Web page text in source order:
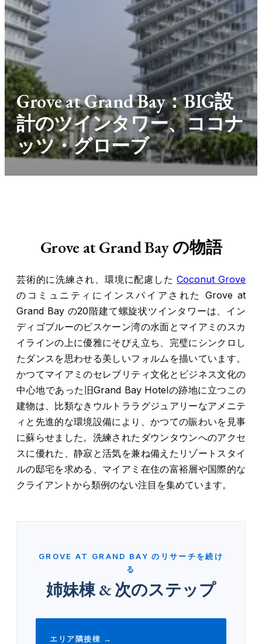
Grove at Grand Bay：BIG設
計のツインタワー、ココナ
ッツ・グローブ
Grove at Grand Bay の物語
芸術的に洗練され、環境に配慮したCoconut Grove
のコミュニティにインスパイアされたGrove at
Grand Bayの20階建て螺旋状ツインタワーは、イン
ディゴブルーのビスケーン湾の水面とマイアミのスカ
イラインの上に優雅にそびえ立ち、完璧にシンクロし
たダンスを思わせる美しいフォルムを描いています。
かつてマイアミのセレブリティ文化とビジネス文化の
中心地であった旧Grand Bay Hotelの跡地に立つこの
建物は、比類なきウルトララグジュアリーなアメニテ
ィと先進的な環境設備により、かつての賑わいを見事
に蘇らせました。洗練されたダウンタウンへのアクセ
スに優れた、静寂と活気を兼ね備えたリゾートスタイ
ルの邸宅を求める、マイアミ在住の富裕層や国際的な
クライアントから類例のない注目を集めています。
GROVE AT GRAND BAY のリサーチを続け
る
姉妹棟 & 次のステップ
エリア隣接棟 →